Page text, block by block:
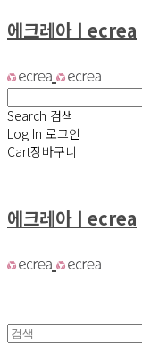
에크레아ㅣecrea
Search 검색
Log In 로그인
Cart장바구니
에크레아ㅣecrea